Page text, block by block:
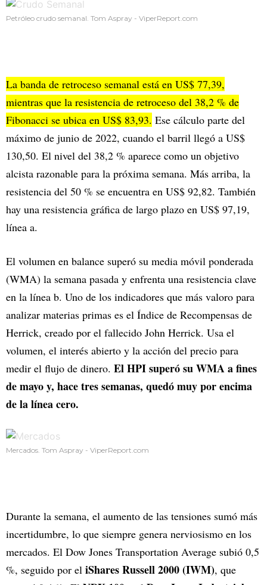
Petróleo crudo semanal. Tom Aspray - ViperReport.com
La banda de retroceso semanal está en US$ 77,39,
mientras que la resistencia de retroceso del 38,2 % de
Fibonacci se ubica en US$ 83,93. Ese cálculo parte del
máximo de junio de 2022, cuando el barril llegó a US$
130,50. El nivel del 38,2 % aparece como un objetivo
alcista razonable para la próxima semana. Más arriba, la
resistencia del 50 % se encuentra en US$ 92,82. También
hay una resistencia gráfica de largo plazo en US$ 97,19,
línea a.
El volumen en balance superó su media móvil ponderada
(WMA) la semana pasada y enfrenta una resistencia clave
en la línea b. Uno de los indicadores que más valoro para
analizar materias primas es el Índice de Recompensas de
Herrick, creado por el fallecido John Herrick. Usa el
volumen, el interés abierto y la acción del precio para
medir el flujo de dinero. El HPI superó su WMA a fines
de mayo y, hace tres semanas, quedó muy por encima
de la línea cero.
Mercados. Tom Aspray - ViperReport.com
Durante la semana, el aumento de las tensiones sumó más
incertidumbre, lo que siempre genera nerviosismo en los
mercados. El Dow Jones Transportation Average subió 0,5
%, seguido por el iShares Russell 2000 (IWM), que